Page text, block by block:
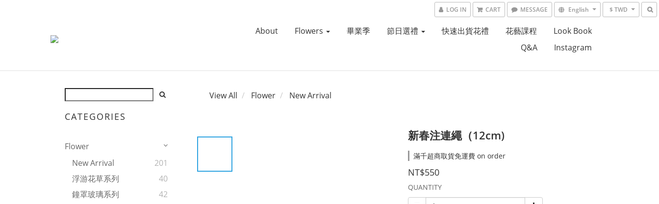
LOG IN CART MESSAGE English $ TWD
About Flowers 畢業季 節日選禮 快速出貨花禮 花藝課程
Look Book
Q&A
Instagram
CATEGORIES
Flower
New Arrival
201
浮游花草系列
40
鐘罩玻璃系列
42
View All Flower New Arrival
新春注連繩（12cm)
滿千超商取貨免運費 on order
NT$550
QUANTITY